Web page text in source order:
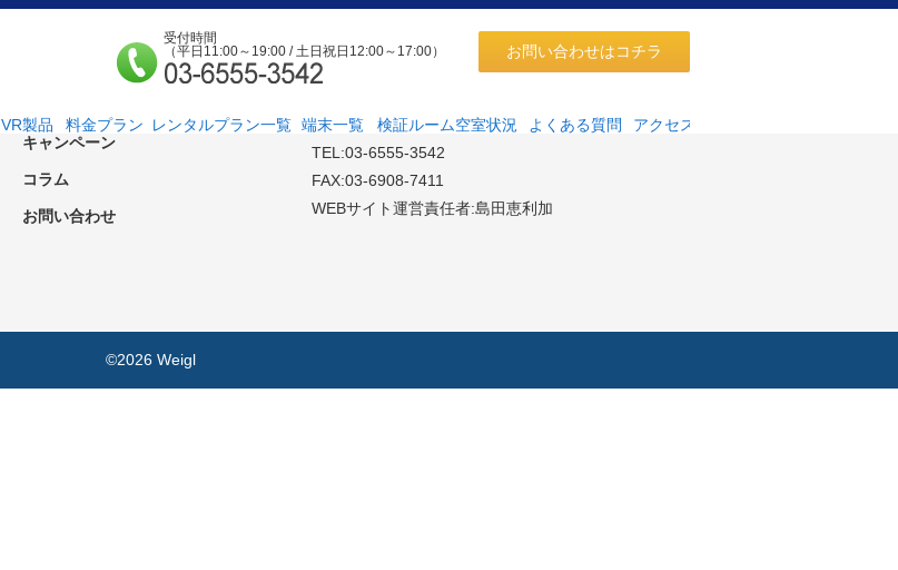
お問い合わせはコチラ
受付時間
（平日11:00～19:00 / 土日祝日12:00～17:00）
VR製品 料金プラン レンタルプラン一覧 端末一覧 検証ルーム空室状況 よくある質問 アクセス
検証ルーム空室状況
キャンペーン
コラム
お問い合わせ
FREYIA合同会社
東京都新宿区高田馬場4-18-10サンハイツ高田馬場204
TEL:03-6555-3542
FAX:03-6908-7411
WEBサイト運営責任者:島田恵利加
©2026 Weigl